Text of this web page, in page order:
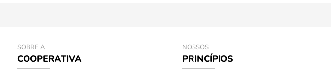
SOBRE A
COOPERATIVA
NOSSOS
PRINCÍPIOS